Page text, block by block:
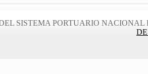
SISTEMA PORTUARIO NACIONAL